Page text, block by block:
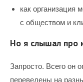
как организация
с обществом и
Но я слышал про
Запросто. Всего он
переведены на